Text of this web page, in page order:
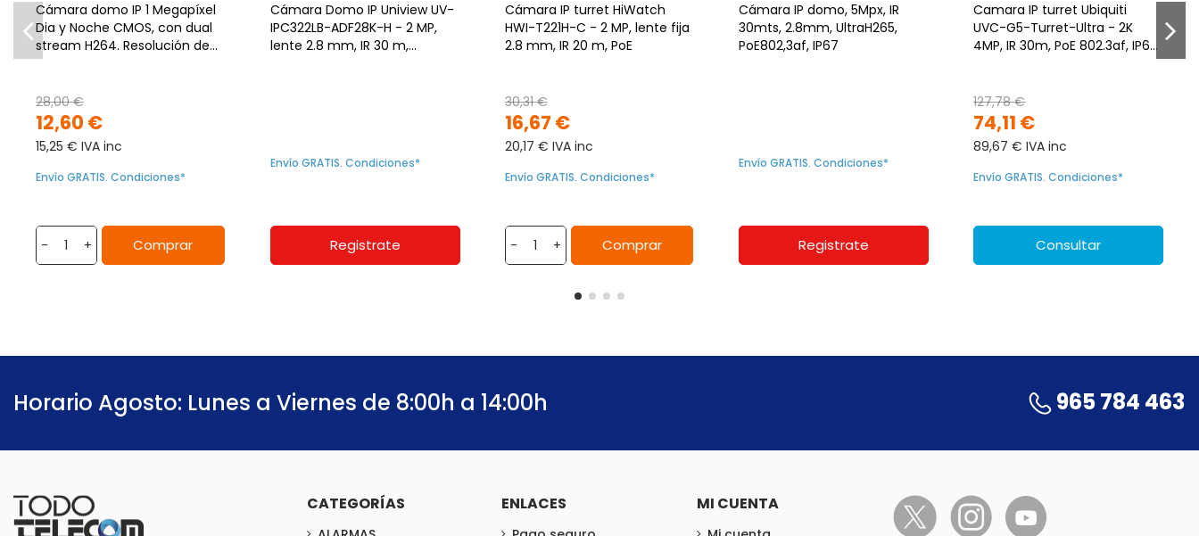
Cámara domo IP 1 Megapíxel
Dia y Noche CMOS, con dual
stream H264. Resolución de
720p (1280x720) a 30 fps.
12,60 €
28,00 €
15,25 € IVA inc
Envío GRATIS. Condiciones*
- + Comprar
Cámara Domo IP Uniview UV-
IPC322LB-ADF28K-H - 2 MP,
lente 2.8 mm, IR 30 m,
Envío GRATIS. Condiciones*
Registrate
Cámara IP turret HiWatch
HWI-T221H-C - 2 MP, lente fija
2.8 mm, IR 20 m, PoE
16,67 €
30,31 €
20,17 € IVA inc
Envío GRATIS. Condiciones*
- + Comprar
Cámara IP domo, 5Mpx, IR
30mts, 2.8mm, UltraH265,
PoE802,3af, IP67
Envío GRATIS. Condiciones*
Registrate
Camara IP turret Ubiquiti
UVC-G5-Turret-Ultra - 2K
4MP, IR 30m, PoE 802.3af, IP66
74,11 €
127,78 €
89,67 € IVA inc
Envío GRATIS. Condiciones*
Consultar
Horario Agosto: Lunes a Viernes de 8:00h a 14:00h 965 784 463
CATEGORÍAS ENLACES MI CUENTA